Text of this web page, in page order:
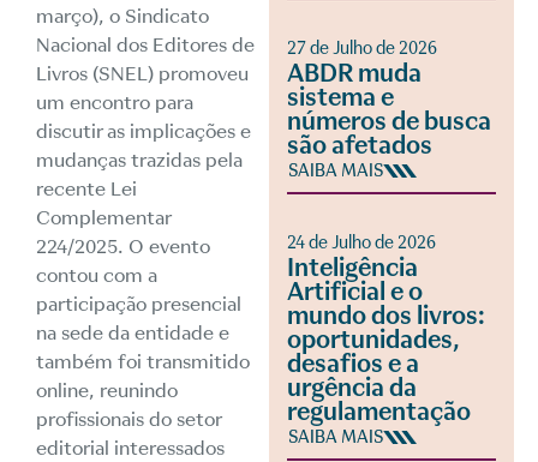
março), o Sindicato
Nacional dos Editores de
Livros (SNEL) promoveu
um encontro para
discutir as implicações e
mudanças trazidas pela
recente Lei
Complementar
224/2025. O evento
contou com a
participação presencial
na sede da entidade e
também foi transmitido
online, reunindo
profissionais do setor
editorial interessados
27 de Julho de 2026
ABDR muda
sistema e
números de busca
são afetados
SAIBA MAIS
24 de Julho de 2026
Inteligência
Artificial e o
mundo dos livros:
oportunidades,
desafios e a
urgência da
regulamentação
SAIBA MAIS